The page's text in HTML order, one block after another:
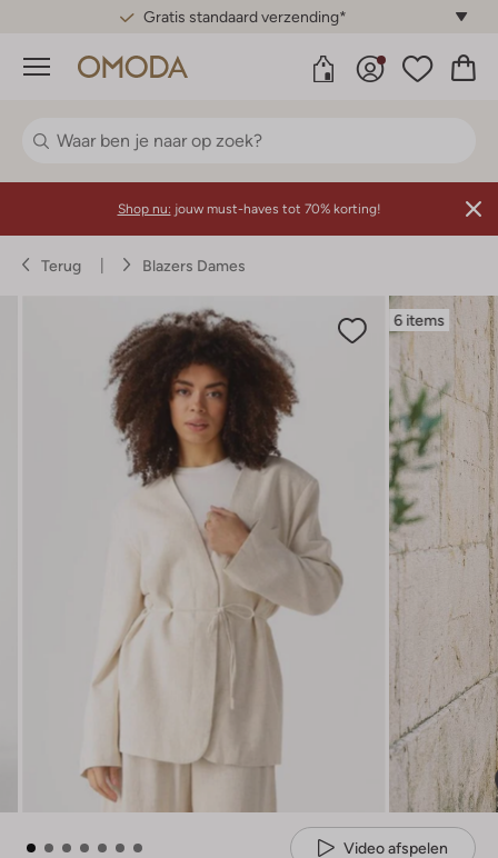
Gratis standaard verzending*
Menu
Shop nu: jouw must-haves tot 70% korting!
Terug Blazers Dames
6 items
Video afspelen